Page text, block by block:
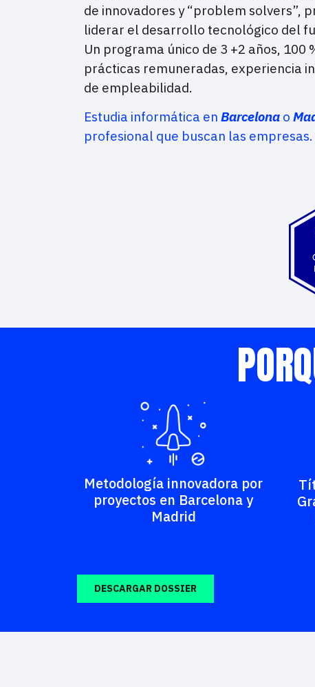
de innovadores y “problem solvers”,
liderar el desarrollo tecnológico del
Un programa único de 3 +2 años, 100
prácticas remuneradas, experiencia
de empleabilidad.
Estudia informática en Barcelona o
profesional que buscan las empresas.
Metodología innovadora por
proyectos en Barcelona y
Madrid
DESCARGAR DOSSIER